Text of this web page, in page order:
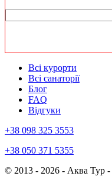
Всі курорти
Всі санаторії
Блог
FAQ
Відгуки
+38 098 325 3553
+38 050 371 5355
© 2013 - 2026 - Аква Тур -